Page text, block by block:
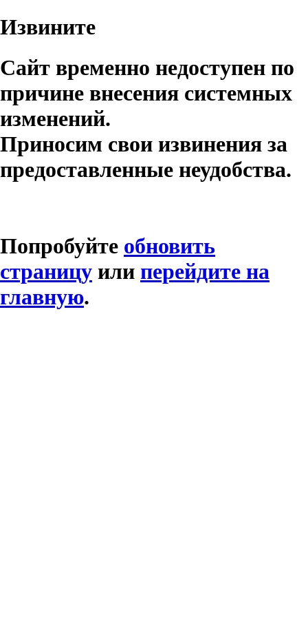
Извините
Сайт временно недоступен по
причине внесения системных
изменений.
Приносим свои извинения за
предоставленные неудобства.
Попробуйте обновить
страницу или перейдите на
главную.